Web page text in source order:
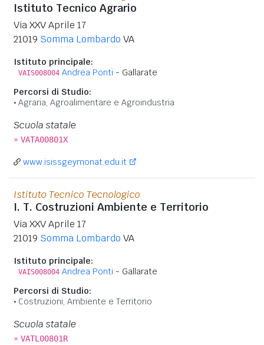
Istituto Tecnico Agrario
Via XXV Aprile 17
21019 Somma Lombardo VA
Istituto principale:
VAIS008004 Andrea Ponti - Gallarate
Percorsi di Studio:
Agraria, Agroalimentare e Agroindustria
Scuola statale
» VATA00801X
www.isissgeymonat.edu.it
Istituto Tecnico Tecnologico
I. T. Costruzioni Ambiente e Territorio
Via XXV Aprile 17
21019 Somma Lombardo VA
Istituto principale:
VAIS008004 Andrea Ponti - Gallarate
Percorsi di Studio:
Costruzioni, Ambiente e Territorio
Scuola statale
» VATL00801R